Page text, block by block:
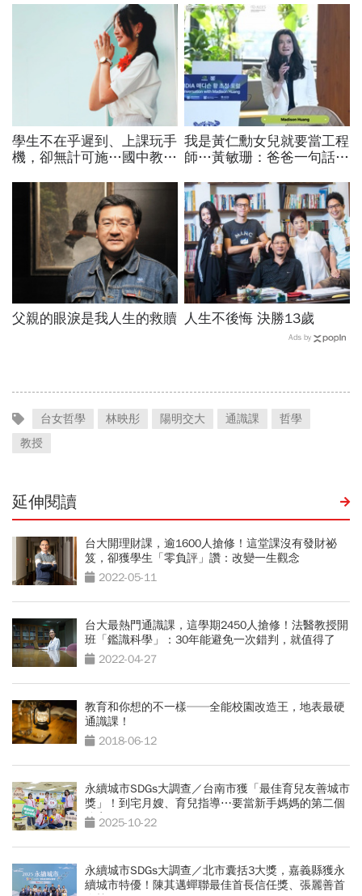
學生不在乎遲到、上課玩手
機，卻無計可施…國中教師
倦「樣樣靠班經、早晚發神
經」
我是黃仁勳女兒就要當工程
師…黃敏珊：爸爸一句話，
「追尋所愛比跟潮流更重
要」
父親的眼淚是我人生的救贖 人生不後悔 決勝13歲
Ads by
台女哲學 林映彤 陽明交大 通識課
哲學
教授
延伸閱讀
台大開理財課，逾1600人搶修！這堂課沒有發財祕
笈，卻獲學生「零負評」讚：改變一生觀念
2022-05-11
台大最熱門通識課，這學期2450人搶修！法醫教授開
班「鑑識科學」：30年能避免一次錯判，就值得了
2022-04-27
教育和你想的不一樣──全能校園改造王，地表最硬
通識課！
2018-06-12
永續城市SDGs大調查／台南市獲「最佳育兒友善城市
獎」！到宅月嫂、育兒指導⋯要當新手媽媽的第二個
娘家2025-10-22
永續城市SDGs大調查／北市囊括3大獎，嘉義縣獲永
續城市特優！陳其邁蟬聯最佳首長信任獎、張麗善首